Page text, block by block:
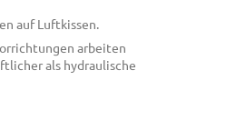
auf Luftkissen.
arbeiten
als hydraulische